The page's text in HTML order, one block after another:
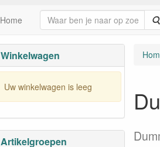
Home
Winkelwagen
Uw winkelwagen is leeg
Artikelgroepen